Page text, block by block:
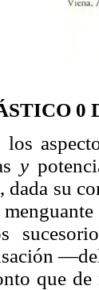
0
y
dada su
que de